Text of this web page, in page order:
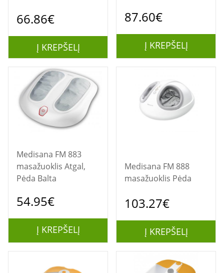
66.86€
Į KREPŠELĮ
87.60€
Į KREPŠELĮ
Medisana FM 883
masažuoklis Atgal,
Pėda Balta
54.95€
Į KREPŠELĮ
Medisana FM 888
masažuoklis Pėda
103.27€
Į KREPŠELĮ